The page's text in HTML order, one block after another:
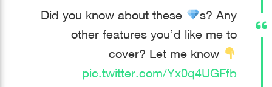
Did you know about these
s? Any
other features you’d like me to
cover? Let me know
pic.twitter.com/Yx0q4UGFfb